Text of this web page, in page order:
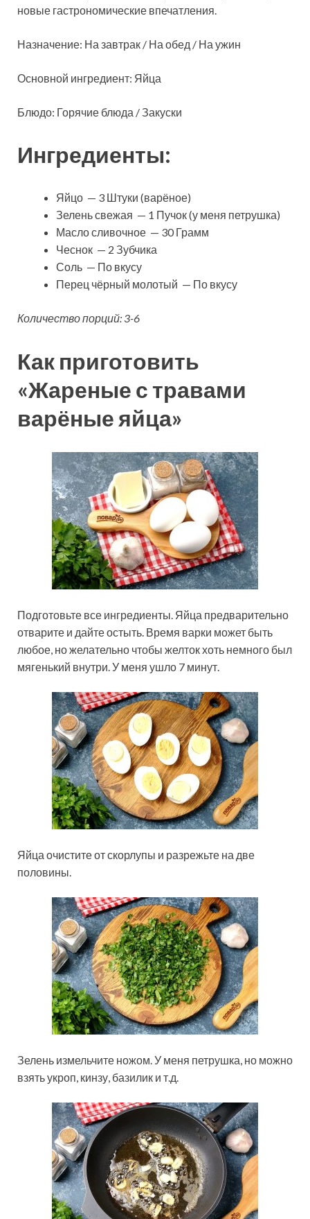
новые гастрономические впечатления.
Назначение: На завтрак / На обед / На ужин
Основной ингредиент: Яйца
Блюдо: Горячие блюда / Закуски
Ингредиенты:
Яйцо — 3 Штуки (варёное)
Зелень свежая — 1 Пучок (у меня петрушка)
Масло сливочное — 30 Грамм
Чеснок — 2 Зубчика
Соль — По вкусу
Перец чёрный молотый — По вкусу
Количество порций: 3-6
Как приготовить
«Жареные с травами
варёные яйца»
Подготовьте все ингредиенты. Яйца предварительно
отварите и дайте остыть. Время варки может быть
любое, но желательно чтобы желток хоть немного был
мягенький внутри. У меня ушло 7 минут.
Яйца очистите от скорлупы и разрежьте на две
половины.
Зелень измельчите ножом. У меня петрушка, но можно
взять укроп, кинзу, базилик и т.д.